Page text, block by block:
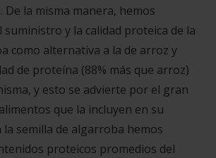
De la misma manera, hemos
suministro y la calidad proteica de la
como alternativa a la de arroz y
de proteína (88% más que arroz)
y esto se advierte por el gran
que la incluyen en su
semilla de algarroba hemos
proteicos promedios del